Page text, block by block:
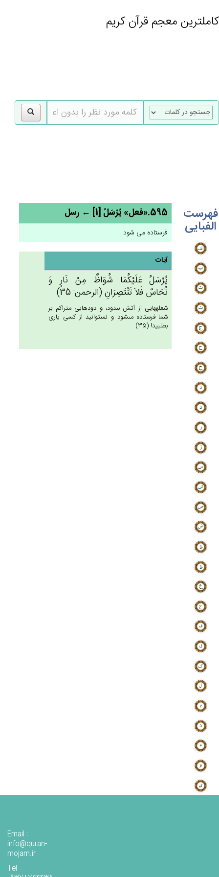
کاملترین معجم قرآن کریم
فهرست
الفبایی
595.«فعل» يُرْسَل‌ُ [1] ← رسل
فرستاده می شود
آیات
يُرْسَل‌ُ عَلَيْكُمَا شُوَاظ‌ٌ مِنْ‌ نَارٍ وَ
نُحَاس‌ٌ فَلاَ تَنْتَصِرَان‌ِ (الرحمن: 35)
شعله‏هايى از آتش بى‏دود، و دودهايى متراكم بر
شما فرستاده مى‏شود و نمى‏توانيد از كسى يارى
بطلبيد! (35)
Email :
info@quran-
mojam.ir
Tel :